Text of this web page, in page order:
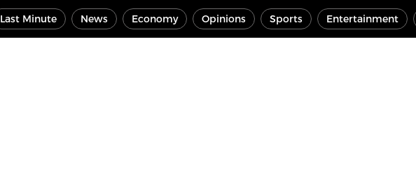
Last Minute News Economy Opinions Sports Entertainment